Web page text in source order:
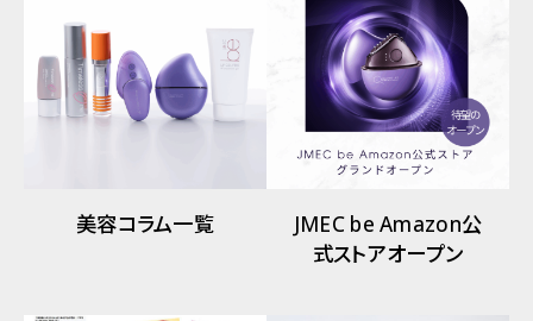
美容コラム一覧
JMEC be Amazon公
式ストアオープン